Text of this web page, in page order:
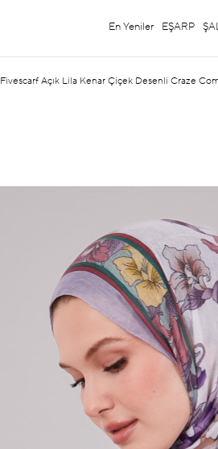
En Yeniler EŞARP
Fivescarf Açık Lila Kenar Çiçek Desenli Craze